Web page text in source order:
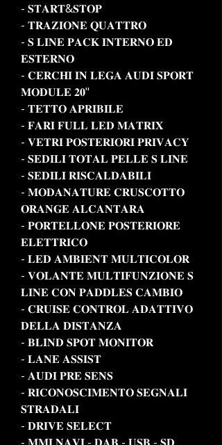
- 𝐒𝐓𝐀𝐑𝐓&𝐒𝐓𝐎𝐏
- 𝐓𝐑𝐀𝐙𝐈𝐎𝐍𝐄 𝐐𝐔𝐀𝐓𝐓𝐑𝐎
- 𝐒 𝐋𝐈𝐍𝐄 𝐏𝐀𝐂𝐊 𝐈𝐍𝐓𝐄𝐑𝐍𝐎 𝐄𝐃
𝐄𝐒𝐓𝐄𝐑𝐍𝐎
- 𝐂𝐄𝐑𝐂𝐇𝐈 𝐈𝐍 𝐋𝐄𝐆𝐀 𝐀𝐔𝐃𝐈 𝐒𝐏𝐎𝐑𝐓
𝐌𝐎𝐃𝐔𝐋𝐄 𝟐𝟎"
- 𝐓𝐄𝐓𝐓𝐎 𝐀𝐏𝐑𝐈𝐁𝐈𝐋𝐄
- 𝐅𝐀𝐑𝐈 𝐅𝐔𝐋𝐋 𝐋𝐄𝐃 𝐌𝐀𝐓𝐑𝐈𝐗
- 𝐕𝐄𝐓𝐑𝐈 𝐏𝐎𝐒𝐓𝐄𝐑𝐈𝐎𝐑𝐈 𝐏𝐑𝐈𝐕𝐀𝐂𝐘
- 𝐒𝐄𝐃𝐈𝐋𝐈 𝐓𝐎𝐓𝐀𝐋 𝐏𝐄𝐋𝐋𝐄 𝐒 𝐋𝐈𝐍𝐄
- 𝐒𝐄𝐃𝐈𝐋𝐈 𝐑𝐈𝐒𝐂𝐀𝐋𝐃𝐀𝐁𝐈𝐋𝐈
- 𝐌𝐎𝐃𝐀𝐍𝐀𝐓𝐔𝐑𝐄 𝐂𝐑𝐔𝐒𝐂𝐎𝐓𝐓𝐎
𝐎𝐑𝐀𝐍𝐆𝐄 𝐀𝐋𝐂𝐀𝐍𝐓𝐀𝐑𝐀
- 𝐏𝐎𝐑𝐓𝐄𝐋𝐋𝐎𝐍𝐄 𝐏𝐎𝐒𝐓𝐄𝐑𝐈𝐎𝐑𝐄
𝐄𝐋𝐄𝐓𝐓𝐑𝐈𝐂𝐎
- 𝐋𝐄𝐃 𝐀𝐌𝐁𝐈𝐄𝐍𝐓 𝐌𝐔𝐋𝐓𝐈𝐂𝐎𝐋𝐎𝐑
- 𝐕𝐎𝐋𝐀𝐍𝐓𝐄 𝐌𝐔𝐋𝐓𝐈𝐅𝐔𝐍𝐙𝐈𝐎𝐍𝐄 𝐒
𝐋𝐈𝐍𝐄 𝐂𝐎𝐍 𝐏𝐀𝐃𝐃𝐋𝐄𝐒 𝐂𝐀𝐌𝐁𝐈𝐎
- 𝐂𝐑𝐔𝐈𝐒𝐄 𝐂𝐎𝐍𝐓𝐑𝐎𝐋 𝐀𝐃𝐀𝐓𝐓𝐈𝐕𝐎
𝐃𝐄𝐋𝐋𝐀 𝐃𝐈𝐒𝐓𝐀𝐍𝐙𝐀
- 𝐁𝐋𝐈𝐍𝐃 𝐒𝐏𝐎𝐓 𝐌𝐎𝐍𝐈𝐓𝐎𝐑
- 𝐋𝐀𝐍𝐄 𝐀𝐒𝐒𝐈𝐒𝐓
- 𝐀𝐔𝐃𝐈 𝐏𝐑𝐄 𝐒𝐄𝐍𝐒
- 𝐑𝐈𝐂𝐎𝐍𝐎𝐒𝐂𝐈𝐌𝐄𝐍𝐓𝐎 𝐒𝐄𝐆𝐍𝐀𝐋𝐈
𝐒𝐓𝐑𝐀𝐃𝐀𝐋𝐈
- 𝐃𝐑𝐈𝐕𝐄 𝐒𝐄𝐋𝐄𝐂𝐓